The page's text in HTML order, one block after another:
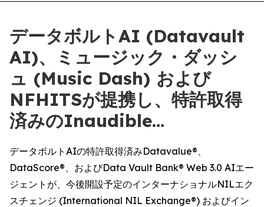
データボルトAI (Datavault
AI)、ミュージック・ダッシ
ュ (Music Dash) および
NFHITSが提携し、特許取得
済みのInaudible…
データボルトAIの特許取得済みDatavalue®、
DataScore®、およびData Vault Bank® Web 3.0 AIエー
ジェントが、今後開設予定のインターナショナルNILエク
スチェンジ (International NIL Exchange®) およびイン